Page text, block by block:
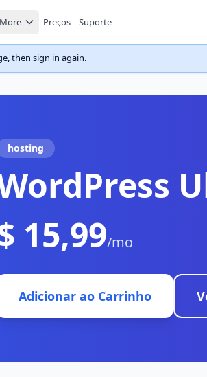
Preços Suporte
then sign in again.
hosting
15,99/mo
Adicionar ao Carrinho